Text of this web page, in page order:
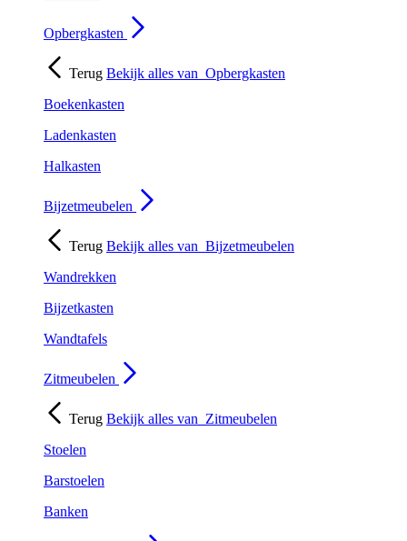
Opbergkasten
Terug Bekijk alles van Opbergkasten
Boekenkasten
Ladenkasten
Halkasten
Bijzetmeubelen
Terug Bekijk alles van Bijzetmeubelen
Wandrekken
Bijzetkasten
Wandtafels
Zitmeubelen
Terug Bekijk alles van Zitmeubelen
Stoelen
Barstoelen
Banken